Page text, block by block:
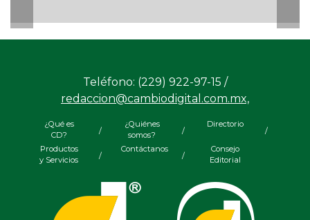
Teléfono: (229) 922-97-15 /
redaccion@cambiodigital.com.mx,
¿Qué es
CD?
/
¿Quiénes
somos?
/
Directorio
/
Productos
y Servicios
/
Contáctanos
/
Consejo
Editorial